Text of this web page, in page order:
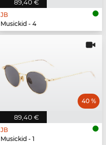
89,40 €
JB
Musickid - 4
89,40 €
40 %
JB
Musickid - 1